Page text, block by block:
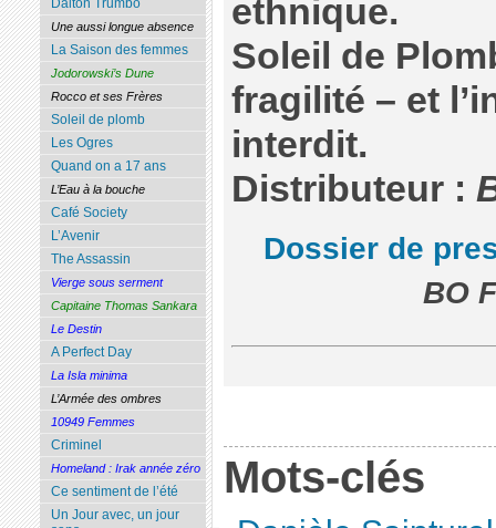
ethnique.
Soleil de
fragilité – et
interdit.
Distributeur :
Dossier de
BO
Mots-clés
Dalton Trumbo
Une aussi longue absence
La Saison des femmes
Jodorowski’s Dune
Rocco et ses Frères
Soleil de plomb
Les Ogres
Quand on a 17 ans
L’Eau à la bouche
Café Society
L’Avenir
The Assassin
Vierge sous serment
Capitaine Thomas Sankara
Le Destin
A Perfect Day
La Isla minima
L’Armée des ombres
10949 Femmes
Criminel
Homeland : Irak année zéro
Ce sentiment de l’été
Un Jour avec, un jour